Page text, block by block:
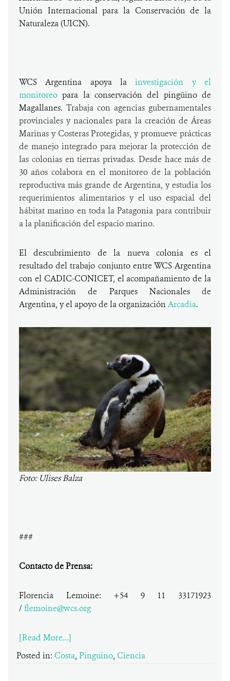
Unión Internacional para la Conservación de la
Naturaleza (UICN).
WCS Argentina apoya lainvestigación y el
monitoreo para la conservación del pingüino de
Magallanes. Trabaja con agencias gubernamentales
provinciales y nacionales para la creación de Áreas
Marinas y Costeras Protegidas, y promueve prácticas
de manejo integrado para mejorar la protección de
las colonias en tierras privadas. Desde hace más de
30 años colabora en el monitoreo de la población
reproductiva más grande de Argentina, y estudia los
requerimientos alimentarios y el uso espacial del
hábitat marino en toda la Patagonia para contribuir
a la planificación del espacio marino.
El descubrimiento de la nueva colonia es el
resultado del trabajo conjunto entre WCS Argentina
con el CADIC-CONICET, el acompañamiento de la
Administración de Parques Nacionales de
Argentina, y el apoyo de la organizaciónArcadia.
Foto: Ulises Balza
###
Contacto de Prensa:
Florencia Lemoine: +54 9 11 33171923
/ flemoine@wcs.org
[Read More...]
Posted in: Costa, Pinguino, Ciencia